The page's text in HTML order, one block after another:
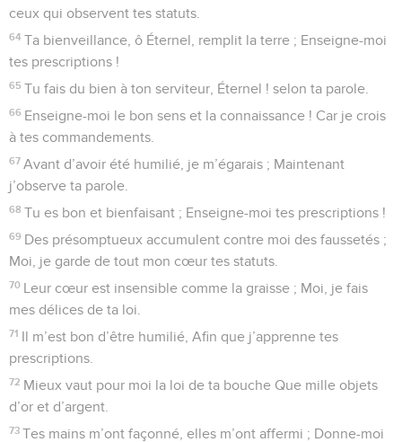
ceux qui observent tes statuts.
64 Ta bienveillance, ô Éternel, remplit la terre ; Enseigne-moi
tes prescriptions !
65 Tu fais du bien à ton serviteur, Éternel ! selon ta parole.
66 Enseigne-moi le bon sens et la connaissance ! Car je crois
à tes commandements.
67 Avant d’avoir été humilié, je m’égarais ; Maintenant
j’observe ta parole.
68 Tu es bon et bienfaisant ; Enseigne-moi tes prescriptions !
69 Des présomptueux accumulent contre moi des faussetés ;
Moi, je garde de tout mon cœur tes statuts.
70 Leur cœur est insensible comme la graisse ; Moi, je fais
mes délices de ta loi.
71 Il m’est bon d’être humilié, Afin que j’apprenne tes
prescriptions.
72 Mieux vaut pour moi la loi de ta bouche Que mille objets
d’or et d’argent.
73 Tes mains m’ont façonné, elles m’ont affermi ; Donne-moi